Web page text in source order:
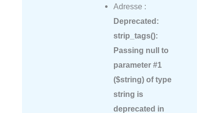
Adresse :
Deprecated :
strip_tags():
Passing null to
parameter #1
($string) of type
string is
deprecated in